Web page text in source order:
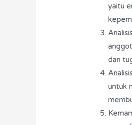
yaitu
dan
untuk